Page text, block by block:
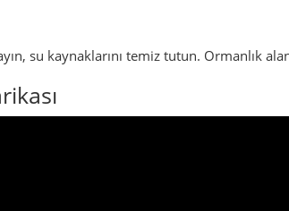
su kaynaklarını temiz tutun. Ormanlık